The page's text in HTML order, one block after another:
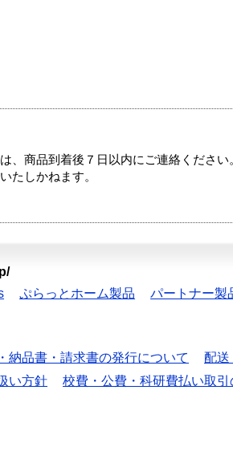
、商品到着後７日以内にご連絡くださ
たしかねます。
ぷらっとホーム製品 パートナー製
納品書・請求書の発行について 配送
い方針 校費・公費・科研費払い取引